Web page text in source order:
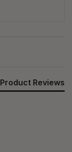
Product Reviews